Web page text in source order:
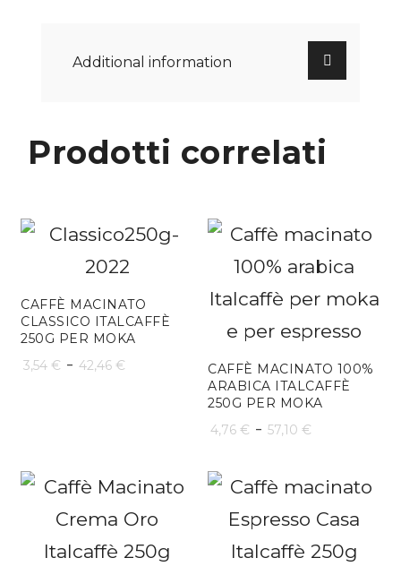
Additional information
Prodotti correlati
CAFFÈ MACINATO
CLASSICO ITALCAFFÈ
250G PER MOKA
3,54 € - 42,46 €
3,54 €
a
42,46 €
CAFFÈ MACINATO 100%
ARABICA ITALCAFFÈ
250G PER MOKA
4,76 € - 57,10 €
prezzo:
da
4,76 €